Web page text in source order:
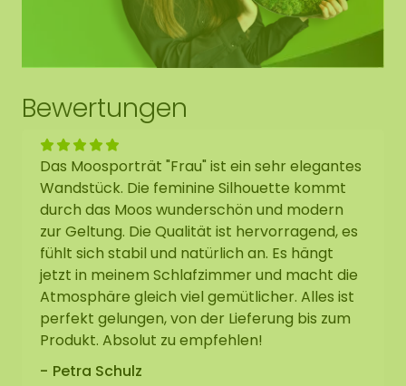
Aufgrund persönlicher Wünsche können
Moosporträts nicht zurückgegeben werden.
Neugierig auf die möglichen Farben unseres
Mooses? Sehen Sie sich die Farben in den
Moosmustern an.
Rahmenmerkmale:
Der Rahmen besteht aus MDF, Papier, Polystyrol
und Stahl. Erhältlich in zwei zeitlosen Farben:
Schwarz oder Weiß. Mit seinem schlanken Design
passt dieser Rahmen perfekt in jedes Interieur, von
modern bis klassisch. Eine nachhaltige und stilvolle
Basis für jede Wanddekoration. Einfach mit einem
Bewertungen
Das Moosporträt "Frau" ist ein sehr elegantes
Wandstück. Die feminine Silhouette kommt
durch das Moos wunderschön und modern
zur Geltung. Die Qualität ist hervorragend, es
fühlt sich stabil und natürlich an. Es hängt
jetzt in meinem Schlafzimmer und macht die
Atmosphäre gleich viel gemütlicher. Alles ist
perfekt gelungen, von der Lieferung bis zum
Produkt. Absolut zu empfehlen!
Petra Schulz